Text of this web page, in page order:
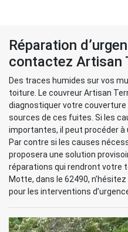
Réparation
contactez Artisan
Des traces humides sur vos
toiture. Le couvreur Artisan
diagnostiquer votre
sources de ces fuites. Si les
importantes, il peut procéder à
Par contre si les causes
proposera une solution
réparations qui rendront votre
Motte, dans le 62490,
pour les interventions